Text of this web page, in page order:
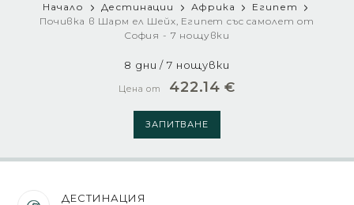
Начало Дестинации Африка
Египет
Почивка в Шарм ел Шейх, Египет със самолет от
София - 7 нощувки
8 дни / 7 нощувки
Цена от 422.14 €
ЗАПИТВАНЕ
ДЕСТИНАЦИЯ